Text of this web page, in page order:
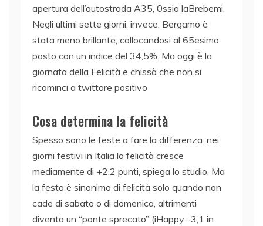
apertura dell’autostrada A35, 0ssia laBrebemi.
Negli ultimi sette giorni, invece, Bergamo è
stata meno brillante, collocandosi al 65esimo
posto con un indice del 34,5%. Ma oggi è la
giornata della Felicità e chissà che non si
ricominci a twittare positivo
Cosa determina la felicità
Spesso sono le feste a fare la differenza: nei
giorni festivi in Italia la felicità cresce
mediamente di +2,2 punti, spiega lo studio. Ma
la festa è sinonimo di felicità solo quando non
cade di sabato o di domenica, altrimenti
diventa un “ponte sprecato” (iHappy -3,1 in